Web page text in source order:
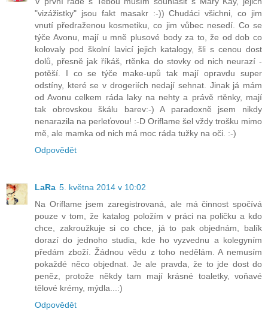
"vizážistky" jsou fakt masakr :-)) Chudáci všichni, co jim
vnutí předraženou kosmetiku, co jim vůbec nesedí. Co se
týče Avonu, mají u mně plusové body za to, že od dob co
kolovaly pod školní lavicí jejich katalogy, šli s cenou dost
dolů, přesně jak říkáš, rtěnka do stovky od nich neurazí -
potěší. I co se týče make-upů tak mají opravdu super
odstíny, které se v drogeriích nedají sehnat. Jinak já mám
od Avonu celkem ráda laky na nehty a právě rtěnky, mají
tak obrovskou škálu barev:-) A paradoxně jsem nikdy
nenarazila na perleťovou! :-D Oriflame šel vždy trošku mimo
mě, ale mamka od nich má moc ráda tužky na oči. :-)
Odpovědět
LaRa 5. května 2014 v 10:02
Na Oriflame jsem zaregistrovaná, ale má činnost spočívá
pouze v tom, že katalog položím v práci na poličku a kdo
chce, zakroužkuje si co chce, já to pak objednám, balík
dorazí do jednoho studia, kde ho vyzvednu a kolegyním
předám zboží. Žádnou vědu z toho nedělám. A nemusím
pokaždé něco objednat. Je ale pravda, že to jde dost do
peněz, protože někdy tam mají krásné toaletky, voňavé
tělové krémy, mýdla...:)
Odpovědět